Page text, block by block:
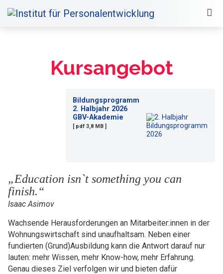
Kursangebot
Bildungsprogramm
2. Halbjahr 2026
GBV-Akademie
[ pdf 3,8 MB ]
„Education isn`t something you can
finish.“
Isaac Asimov
Wachsende Herausforderungen an Mitarbeiter:innen in der
Wohnungswirtschaft sind unaufhaltsam. Neben einer
fundierten (Grund)Ausbildung kann die Antwort darauf nur
lauten: mehr Wissen, mehr Know-how, mehr Erfahrung.
Genau dieses Ziel verfolgen wir und bieten dafür